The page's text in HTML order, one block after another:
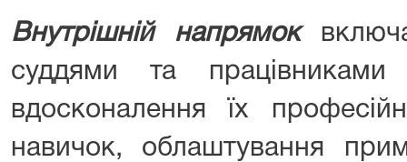
Внутрішній напрямок
суддями та
вдосконалення їх
навичок, облаштування